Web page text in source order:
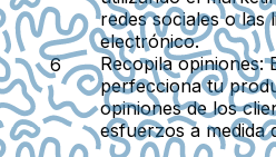
redes sociales o las
electrónico.
Recopila opiniones:
perfecciona tu
opiniones de los
esfuerzos a medida